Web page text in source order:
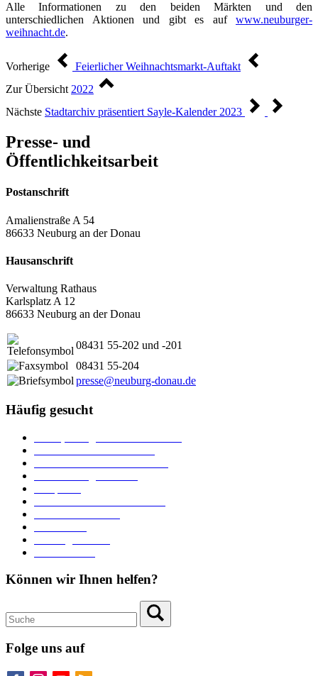
Alle Informationen zu den beiden Märkten und den
unterschiedlichen Aktionen und gibt es auf www.neuburger-
weihnacht.de.
Vorherige
Feierlicher Weihnachtsmarkt-Auftakt
Zur Übersicht 2022
Nächste Stadtarchiv präsentiert Sayle-Kalender 2023
Presse- und
Öffentlichkeitsarbeit
Postanschrift
Amalienstraße A 54
86633 Neuburg an der Donau
Hausanschrift
Verwaltung Rathaus
Karlsplatz A 12
86633 Neuburg an der Donau
08431 55-202 und -201
08431 55-204
presse@neuburg-donau.de
Häufig gesucht
Können wir Ihnen helfen?
Folge uns auf